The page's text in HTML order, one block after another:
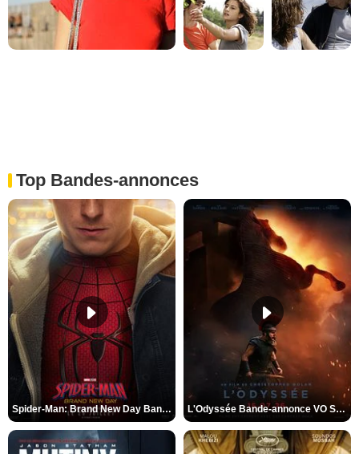
Top Bandes-annonces
Spider-Man: Brand New Day Bande-annonce VO STFR L'Odyssée Bande-annonce VO STFR